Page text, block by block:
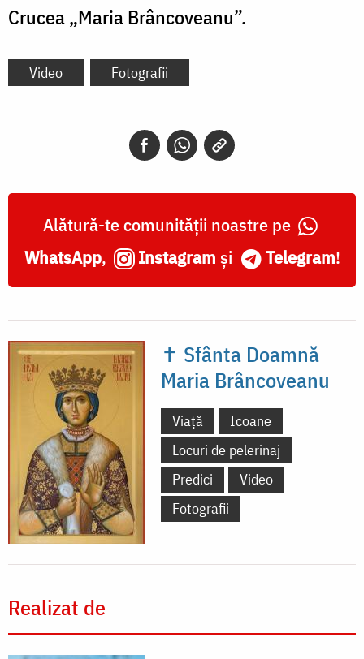
Crucea „Maria Brâncoveanu”.
Video Fotografii
Alătură-te comunității noastre pe
WhatsApp, Instagram și Telegram!
✝ Sfânta Doamnă
Maria Brâncoveanu
Viață
Icoane
Locuri de pelerinaj
Predici
Video
Fotografii
Realizat de